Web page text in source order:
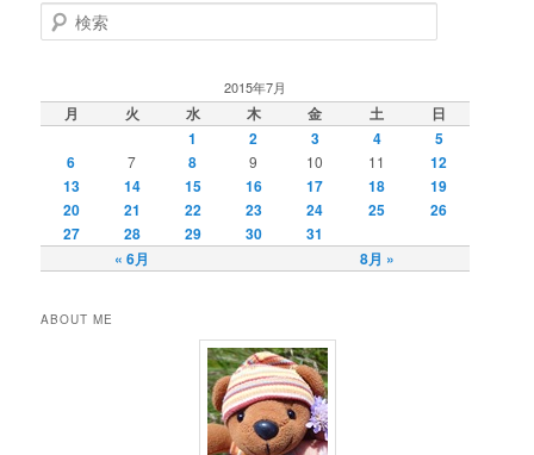
ビ
ゲ
ョ
ン
検
索
2015年7月
月 火 水 木 金 土 日
« 6月 8月 »
1 2 3 4
5
6
7 8 9 10 11
12
13
14 15 16 17 18
19
20
21 22 23 24 25
26
27
28 29 30 31
ABOUT ME